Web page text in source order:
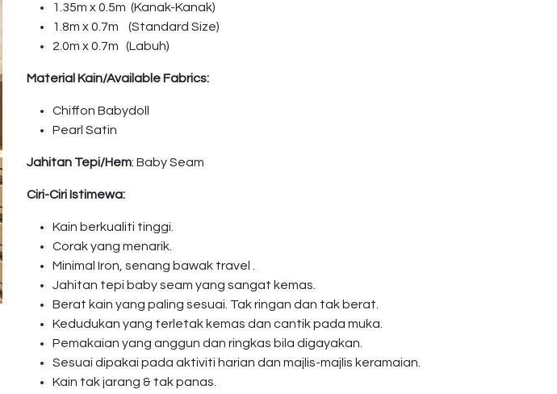
1.35m x 0.5m (Kanak-Kanak)
1.8m x 0.7m (Standard Size)
2.0m x 0.7m (Labuh)
Material Kain/Available Fabrics:
Chiffon Babydoll
Pearl Satin
Jahitan Tepi/Hem: Baby Seam
Ciri-Ciri Istimewa:
Kain berkualiti tinggi.
Corak yang menarik.
Minimal Iron, senang bawak travel .
Jahitan tepi baby seam yang sangat kemas.
Berat kain yang paling sesuai. Tak ringan dan tak berat.
Kedudukan yang terletak kemas dan cantik pada muka.
Pemakaian yang anggun dan ringkas bila digayakan.
Sesuai dipakai pada aktiviti harian dan majlis-majlis keramaian.
Kain tak jarang & tak panas.